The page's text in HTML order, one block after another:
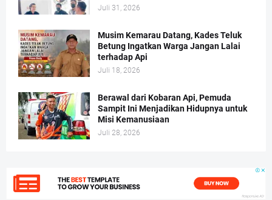
Juli 31, 2026
Musim Kemarau Datang, Kades Teluk
Betung Ingatkan Warga Jangan Lalai
terhadap Api
Juli 18, 2026
Berawal dari Kobaran Api, Pemuda
Sampit Ini Menjadikan Hidupnya untuk
Misi Kemanusiaan
Juli 28, 2026